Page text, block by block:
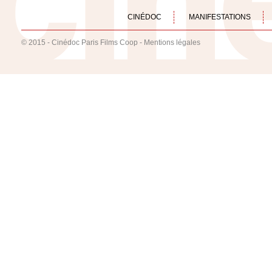
CINÉDOC MANIFESTATIONS
© 2015 - Cinédoc Paris Films Coop - Mentions légales